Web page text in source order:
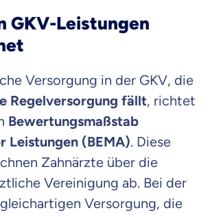
GKV-Leistungen
Versorgung in der GKV, die
Regelversorgung fällt, richtet
Bewertungsmaßstab
Leistungen (BEMA). Diese
Zahnärzte über die
Vereinigung ab. Bei der
Versorgung, die